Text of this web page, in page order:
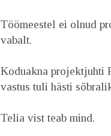
Töömeestel ei olnud
vabalt.
Koduakna projektjuhti
vastus tuli hästi
Telia vist teab mind.